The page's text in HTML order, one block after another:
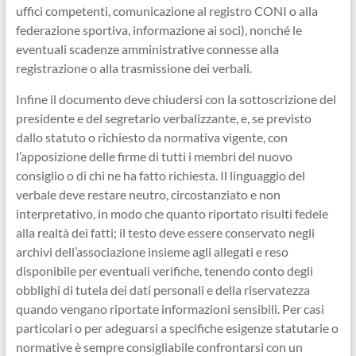
uffici competenti, comunicazione al registro CONI o alla
federazione sportiva, informazione ai soci), nonché le
eventuali scadenze amministrative connesse alla
registrazione o alla trasmissione dei verbali.
Infine il documento deve chiudersi con la sottoscrizione del
presidente e del segretario verbalizzante, e, se previsto
dallo statuto o richiesto da normativa vigente, con
l’apposizione delle firme di tutti i membri del nuovo
consiglio o di chi ne ha fatto richiesta. Il linguaggio del
verbale deve restare neutro, circostanziato e non
interpretativo, in modo che quanto riportato risulti fedele
alla realtà dei fatti; il testo deve essere conservato negli
archivi dell’associazione insieme agli allegati e reso
disponibile per eventuali verifiche, tenendo conto degli
obblighi di tutela dei dati personali e della riservatezza
quando vengano riportate informazioni sensibili. Per casi
particolari o per adeguarsi a specifiche esigenze statutarie o
normative è sempre consigliabile confrontarsi con un